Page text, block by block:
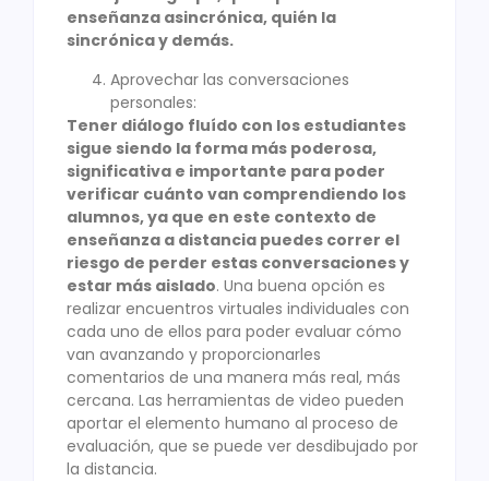
enseñanza asincrónica, quién la
sincrónica y demás.
Aprovechar las conversaciones
personales:
Tener diálogo fluído con los estudiantes
sigue siendo la forma más poderosa,
significativa e importante para poder
verificar cuánto van comprendiendo los
alumnos, ya que en este contexto de
enseñanza a distancia puedes correr el
riesgo de perder estas conversaciones y
estar más aislado. Una buena opción es
realizar encuentros virtuales individuales con
cada uno de ellos para poder evaluar cómo
van avanzando y proporcionarles
comentarios de una manera más real, más
cercana. Las herramientas de video pueden
aportar el elemento humano al proceso de
evaluación, que se puede ver desdibujado por
la distancia.